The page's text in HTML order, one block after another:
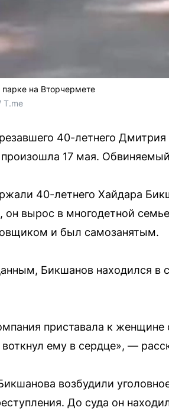
на Вторчермете
T.me
40-летнего Дмитрия
произошла 17 мая.
40-летнего Хайдара
вырос в многодетной
и был самозанятым.
Бикшанов находился в
приставала к
ему в сердце», —
возбудили
До суда он